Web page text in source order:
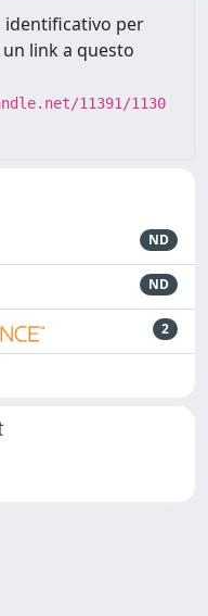
identificativo per
link a questo
11391/1130
ND
ND
2